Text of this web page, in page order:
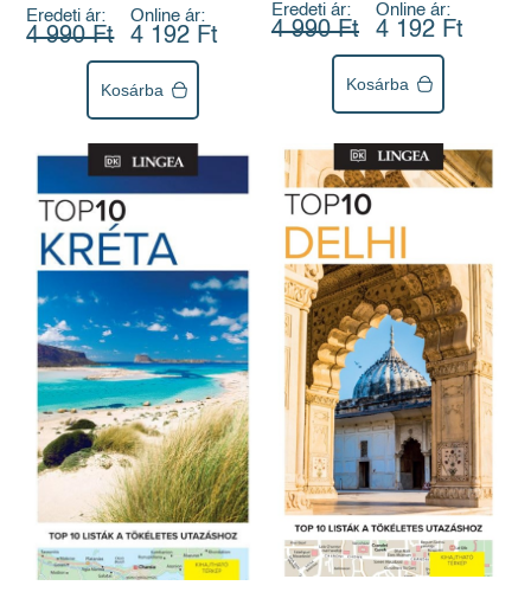
Eredeti ár:
4 990 Ft
Online ár:
4 192 Ft
Kosárba
Eredeti ár:
4 990 Ft
Online ár:
4 192 Ft
Kosárba